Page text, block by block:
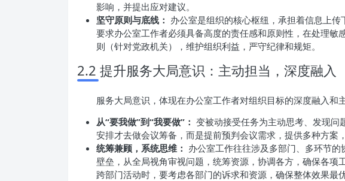
影响，并提出应对建议。
坚守原则与底线： 办公室是组织的核心枢纽，承担着信息上
要求办公室工作者必须具备高度的责任感和原则性，在处理敏
则（针对党政机关），维护组织利益，严守纪律和规矩。
2.2 提升服务大局意识：主动担当，深度融入
服务大局意识，体现在办公室工作者对组织目标的深度融入和
从“要我做”到“我要做”： 变被动接受任务为主动思考、发现问
安排才去做会议筹备，而是提前预判会议需求，提供多种方案
统筹兼顾，系统思维： 办公室工作往往涉及多部门、多环节
壁垒，从全局视角审视问题，统筹资源，协调各方，确保各项
跨部门活动时，要考虑各部门的诉求和资源，确保整体效果最优